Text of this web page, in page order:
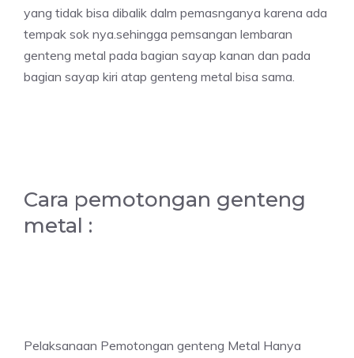
yang tidak bisa dibalik dalm pemasnganya karena ada
tempak sok nya.sehingga pemsangan lembaran
genteng metal pada bagian sayap kanan dan pada
bagian sayap kiri atap genteng metal bisa sama.
Cara pemotongan genteng
metal :
Pelaksanaan Pemotongan genteng Metal Hanya